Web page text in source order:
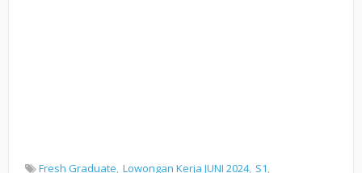
Fresh Graduate Lowongan Kerja JUNI 2024 S1